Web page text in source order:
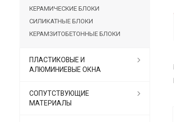
КЕРАМИЧЕСКИЕ БЛОКИ
СИЛИКАТНЫЕ БЛОКИ
КЕРАМЗИТОБЕТОННЫЕ БЛОКИ
ПЛАСТИКОВЫЕ И
АЛЮМИНИЕВЫЕ ОКНА
СОПУТСТВУЮЩИЕ
МАТЕРИАЛЫ